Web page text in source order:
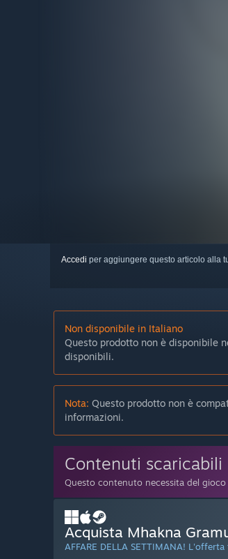
Accedi per aggiungere questo articolo alla
Non disponibile in Italiano
Questo prodotto non è disponibile
disponibili.
Nota: Questo prodotto non è
informazioni.
Contenuti scaricabili
Questo contenuto necessita del gioco
Acquista Mhakna
AFFARE DELLA SETTIMANA!